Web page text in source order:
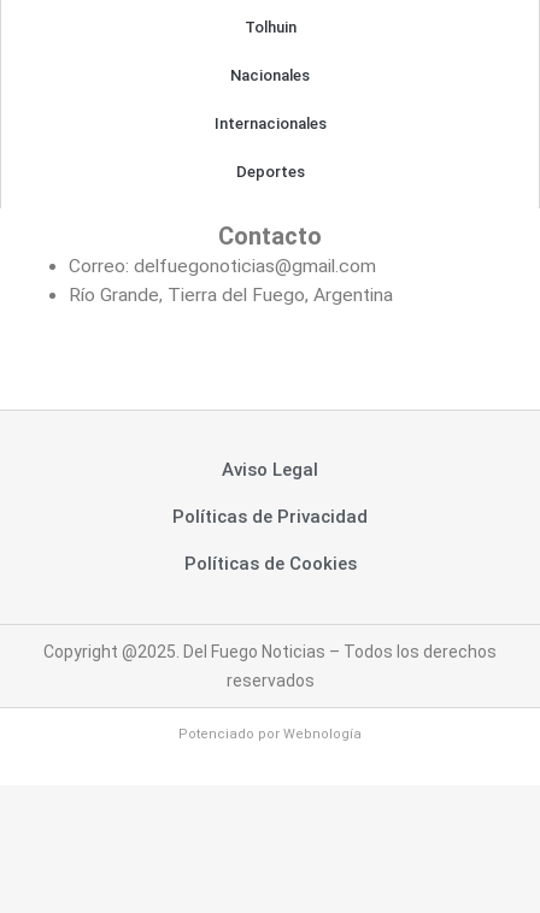
Tolhuin
Nacionales
Internacionales
Deportes
Contacto
Correo: delfuegonoticias@gmail.com
Río Grande, Tierra del Fuego, Argentina
Aviso Legal
Políticas de Privacidad
Políticas de Cookies
Copyright @2025. Del Fuego Noticias – Todos los derechos
reservados
Potenciado por Webnología